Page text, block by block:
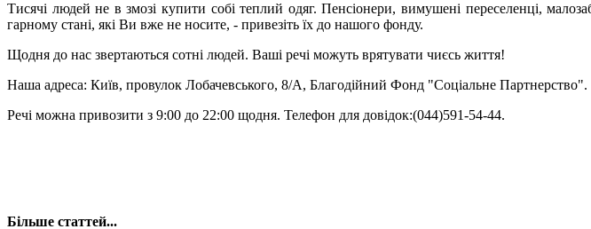
Тисячі людей не в змозі купити собі теплий одяг. Пенсіонери, вимушені переселенці,
гарному стані, які Ви вже не носите, - привезіть їх до нашого фонду.
Щодня до нас звертаються сотні людей. Ваші речі можуть врятувати чиєсь життя!
Наша адреса: Київ, провулок Лобачевського, 8/А, Благодійний Фонд "Соціальне Партнерство".
Речі можна привозити з 9:00 до 22:00 щодня. Телефон для довідок:(044)591-54-44.
Більше статтей...